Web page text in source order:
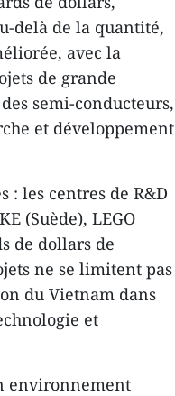
delà de la quantité,
avec la
de grande
semi-conducteurs,
et développement
: les centres de R&D
(Suède), LEGO
de dollars de
ne se limitent pas
du Vietnam dans
et
environnement